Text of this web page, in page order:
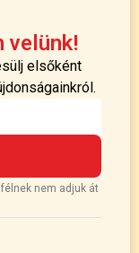
velünk!
elsőként
nem adjuk át